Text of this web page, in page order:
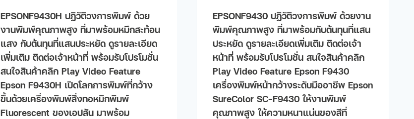
EPSONF9430H ปฏิวัติวงการพิมพ์ ด้วย
งานพิมพ์คุณภาพสูง ที่มาพร้อมหมึกสะท้อน
แสง กับต้นทุนที่แสนประหยัด ดูรายละเอียด
เพิ่มเติม ติดต่อเจ้าหน้าที่ พร้อมรับโปรโมชั่น
สนใจสินค้าคลิก Play Video Feature
Epson F9430H เปิดโลกการพิมพ์ที่กว้าง
ขึ้นด้วยเครื่องพิมพ์สิ่งทอหมึกพิมพ์
Fluorescent ของเอปสัน มาพร้อม
EPSONF9430 ปฏิวัติวงการพิมพ์ ด้วยงาน
พิมพ์คุณภาพสูง ที่มาพร้อมกับต้นทุนที่แสน
ประหยัด ดูรายละเอียดเพิ่มเติม ติดต่อเจ้า
หน้าที่ พร้อมรับโปรโมชั่น สนใจสินค้าคลิก
Play Video Feature Epson F9430
เครื่องพิมพ์หน้ากว้างระดับมืออาชีพ Epson
SureColor SC-F9430 ให้งานพิมพ์
คุณภาพสูง ให้ความหนาแน่นของสีที่